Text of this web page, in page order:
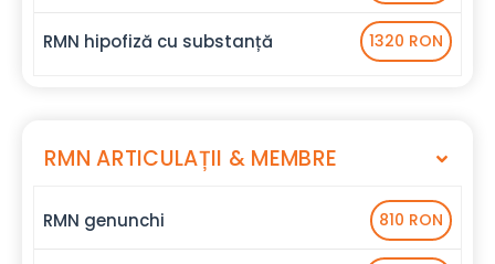
RMN hipofiză cu substanță 1320 RON
RMN ARTICULAȚII & MEMBRE
RMN genunchi 810 RON